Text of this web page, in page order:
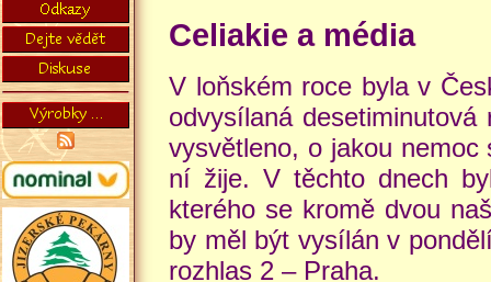
Celiakie a média
V loňském roce byla v
odvysílaná
vysvětleno, o jakou
ní žije. V těchto dnech
kterého se kromě dvou
by měl být vysílán v
rozhlas 2 – Praha.